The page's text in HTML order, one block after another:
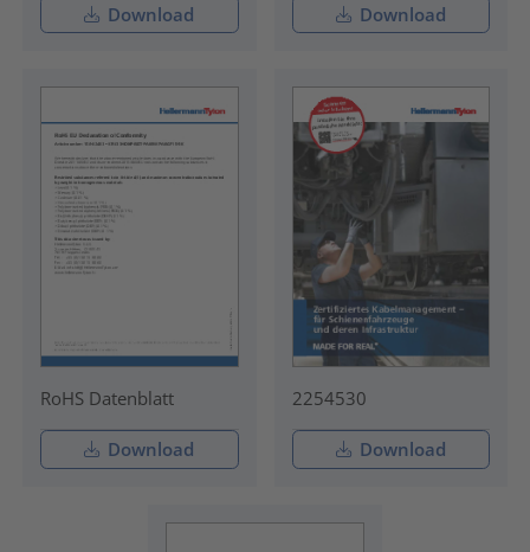
Download Download
RoHS Datenblatt
Download
2254530
Download